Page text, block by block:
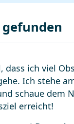
dass ich viel
Ich stehe
schaue dem
erreicht!